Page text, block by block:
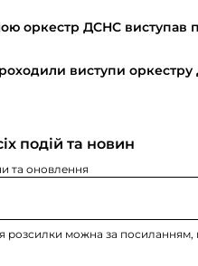
оркестр ДСНС виступав
виступи
подій та новин
та оновлення
розсилки можна за